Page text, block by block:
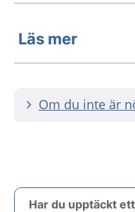
Läs mer
Om du inte är
Har du upptäckt